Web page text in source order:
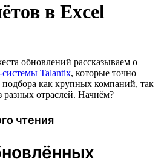
в Excel
обновлений рассказываем о
Talantix, которые точно
как крупных компаний, так
разных отраслей. Начнём?
чтения